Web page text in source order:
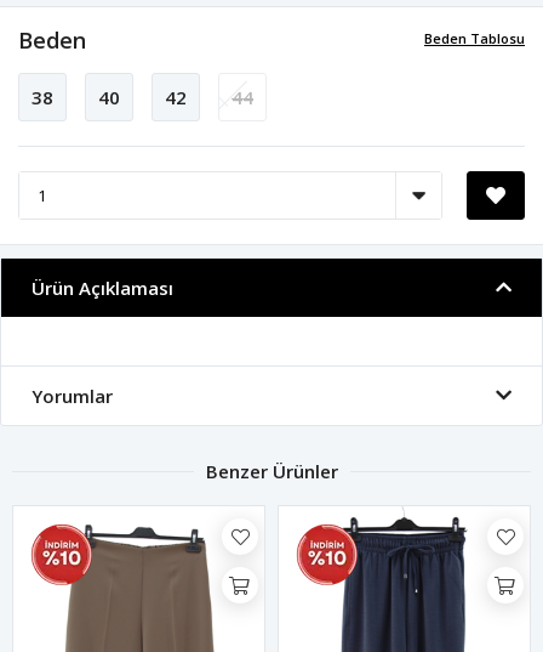
Beden Tablosu
Beden
38 40 42 44
Ürün Açıklaması
Yorumlar
Benzer Ürünler